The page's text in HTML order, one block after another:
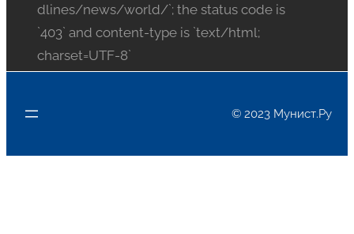
dlines/news/world/`; the status code is
`403` and content-type is `text/html;
charset=UTF-8`
© 2023 Мунист.Ру